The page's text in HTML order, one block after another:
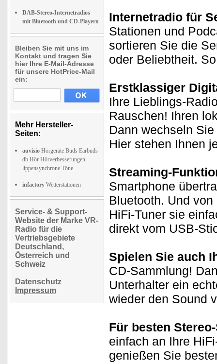
DAB-Stereo-Internetradios
mit Bluetooth und CD-Playern
Bleiben Sie mit uns im
Kontakt und tragen Sie
hier Ihre E-Mail-Adresse
für unsere HotPrice-Mail
ein:
Mehr Hersteller-
Seiten:
auvisio Hörgeräte Buds Earbuds
db Hör Hörverbesserungen
lippensynchrone Töne
infactory Wetterstationen
Service- & Support-
Website der Marke VR-
Radio für die
Vertriebsgebiete
Deutschland,
Österreich und
Schweiz
Datenschutz
Impressum
Internetradio für
Stationen und
sortieren Sie die
oder Beliebtheit.
Erstklassiger
Ihre Lieblings-
Rauschen! Ihren
Dann wechseln
Hier stehen Ihnen
Streaming-
Smartphone
Bluetooth. Und
HiFi-Tuner sie
direkt vom USB-
Spielen Sie auch
CD-Sammlung!
Unterhalter ein
wieder den Sound
Für besten
einfach an Ihre
genießen Sie